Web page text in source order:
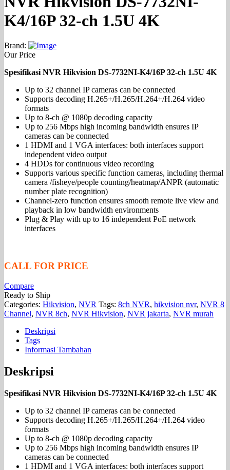
K4/16P 32-ch 1.5U 4K
Brand:
Our Price
Spesifikasi NVR Hikvision DS-7732NI-K4/16P 32-ch 1.5U 4K
Up to 32 channel IP cameras can be connected
Supports decoding H.265+/H.265/H.264+/H.264 video
formats
Up to 8-ch @ 1080p decoding capacity
Up to 256 Mbps high incoming bandwidth ensures IP
cameras can be connected
1 HDMI and 1 VGA interfaces: both interfaces support
independent video output
4 HDDs for continuous video recording
Supports various specific function cameras, including thermal
camera /fisheye/people counting/heatmap/ANPR (automatic
number plate recognition)
Channel-zero function ensures smooth remote live view and
playback in low bandwidth environments
Plug & Play with up to 16 independent PoE network
interfaces
CALL FOR PRICE
Compare
Ready to Ship
Categories: Hikvision, NVR Tags: 8ch NVR, hikvision nvr, NVR 8
Channel, NVR 8ch, NVR Hikvision, NVR jakarta, NVR murah
Deskripsi
Tags
Informasi Tambahan
Deskripsi
Spesifikasi NVR Hikvision DS-7732NI-K4/16P 32-ch 1.5U 4K
Up to 32 channel IP cameras can be connected
Supports decoding H.265+/H.265/H.264+/H.264 video
formats
Up to 8-ch @ 1080p decoding capacity
Up to 256 Mbps high incoming bandwidth ensures IP
cameras can be connected
1 HDMI and 1 VGA interfaces: both interfaces support